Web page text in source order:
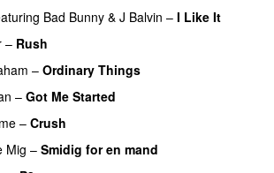
Bad Bunny & J Balvin – I Like It
– Rush
– Ordinary Things
– Got Me Started
– Crush
Mig – Smidig for en mand